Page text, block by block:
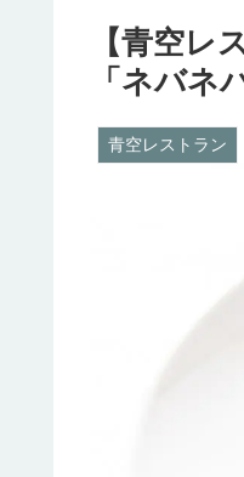
【青空レ
「ネバネ
青空レストラン